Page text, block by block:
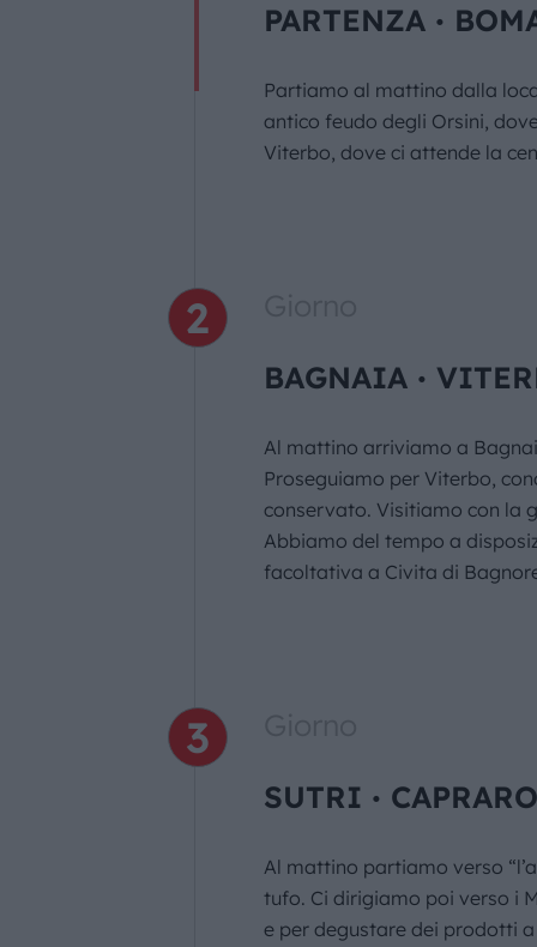
PARTENZA ∙
Partiamo al mattino dalla
antico feudo degli Orsini,
Viterbo, dove ci attende la
BAGNAIA ∙
Al mattino arriviamo a
Proseguiamo per Viterbo,
conservato. Visitiamo con la
Abbiamo del tempo a
facoltativa a Civita di
SUTRI ∙
Al mattino partiamo verso
tufo. Ci dirigiamo poi verso i
e per degustare dei prodotti